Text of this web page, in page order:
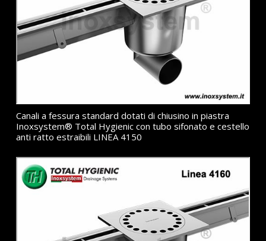
Canali a fessura standard dotati di chiusino in piastra
Inoxsystem® Total Hygienic con tubo sifonato e cestello
anti ratto estraibili LINEA 4150